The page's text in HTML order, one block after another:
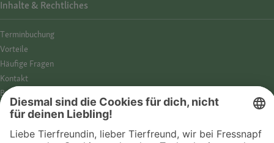
Inhalte & Rechtliches
Termin­buchung
Vorteile
Häufige Fragen
Kontakt
Barrierefreiheit
Impressum
Datenschutz­hinweise
Cookies